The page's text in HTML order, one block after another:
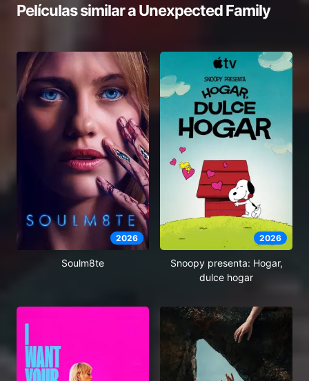
Películas similar aUnexpected Family
2026
Soulm8te
2026
Snoopy presenta: Hogar,
dulce hogar